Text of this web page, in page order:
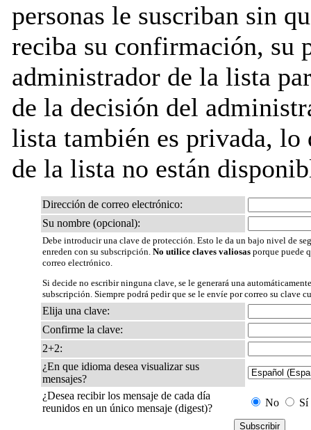
personas le suscriban sin
reciba su confirmación, su
administrador de la lista
de la decisión del
lista también es privada,
de la lista no están
Dirección de correo electrónico:
Su nombre (opcional):
Debe introducir una clave de protección. Esto le da un bajo nivel de
enreden con su subscripción. No utilice claves valiosas porque puede
correo electrónico.
Si decide no escribir ninguna clave, se le generará una
subscripción. Siempre podrá pedir que se le envíe por correo su clave
Elija una clave:
Confirme la clave:
2+2:
¿En que idioma desea visualizar sus
mensajes?
¿Desea recibir los mensaje de cada día
reunidos en un único mensaje (digest)?
No Sí